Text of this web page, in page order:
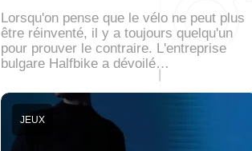
Lorsqu'on pense que le vélo ne peut plus
être réinventé, il y a toujours quelqu'un
pour prouver le contraire. L'entreprise
bulgare Halfbike a dévoilé…
JEUX